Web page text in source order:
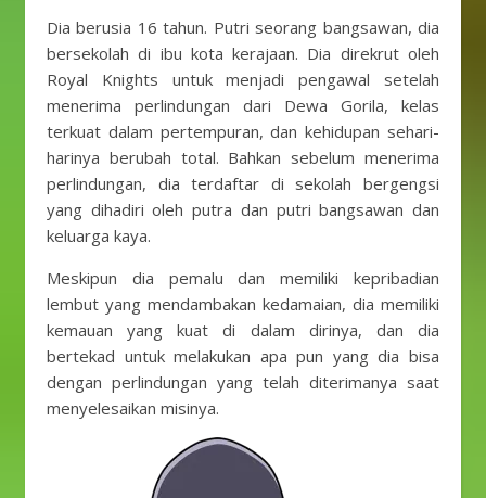
Dia berusia 16 tahun. Putri seorang bangsawan, dia
bersekolah di ibu kota kerajaan. Dia direkrut oleh
Royal Knights untuk menjadi pengawal setelah
menerima perlindungan dari Dewa Gorila, kelas
terkuat dalam pertempuran, dan kehidupan sehari-
harinya berubah total. Bahkan sebelum menerima
perlindungan, dia terdaftar di sekolah bergengsi
yang dihadiri oleh putra dan putri bangsawan dan
keluarga kaya.
Meskipun dia pemalu dan memiliki kepribadian
lembut yang mendambakan kedamaian, dia memiliki
kemauan yang kuat di dalam dirinya, dan dia
bertekad untuk melakukan apa pun yang dia bisa
dengan perlindungan yang telah diterimanya saat
menyelesaikan misinya.